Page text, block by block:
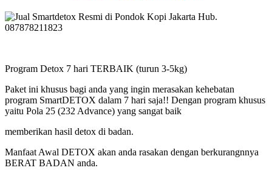
Program Detox 7 hari TERBAIK (turun 3-5kg)
Paket ini khusus bagi anda yang ingin merasakan kehebatan
program SmartDETOX dalam 7 hari saja!! Dengan program khusus
yaitu Pola 25 (232 Advance) yang sangat baik
memberikan hasil detox di badan.
Manfaat Awal DETOX akan anda rasakan dengan berkurangnnya
BERAT BADAN anda.